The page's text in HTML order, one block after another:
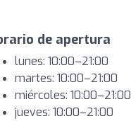
de apertura
lunes: 10:00–21:00
martes: 10:00–21:00
miércoles: 10:00–21:00
jueves: 10:00–21:00